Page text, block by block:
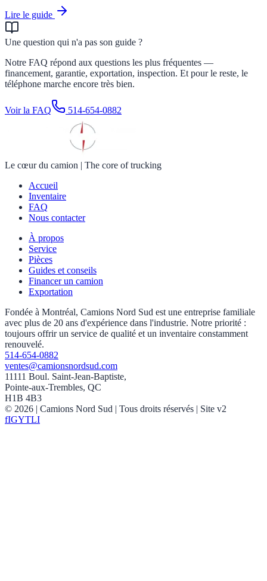
Lire le guide
Une question qui n'a pas son guide ?
Notre FAQ répond aux questions les plus fréquentes —
financement, garantie, exportation, inspection. Et pour le reste, le
téléphone marche encore très bien.
Voir la FAQ 514-654-0882
Le cœur du camion | The core of trucking
Accueil
Inventaire
FAQ
Nous contacter
À propos
Service
Pièces
Guides et conseils
Financer un camion
Exportation
Fondée à Montréal, Camions Nord Sud est une entreprise familiale
avec plus de 20 ans d'expérience dans l'industrie. Notre priorité :
toujours offrir un service de qualité et un inventaire constamment
renouvelé.
514-654-0882
ventes@camionsnordsud.com
11111 Boul. Saint-Jean-Baptiste,
Pointe-aux-Trembles, QC
H1B 4B3
© 2026 | Camions Nord Sud | Tous droits réservés | Site v2
fIGYTLI